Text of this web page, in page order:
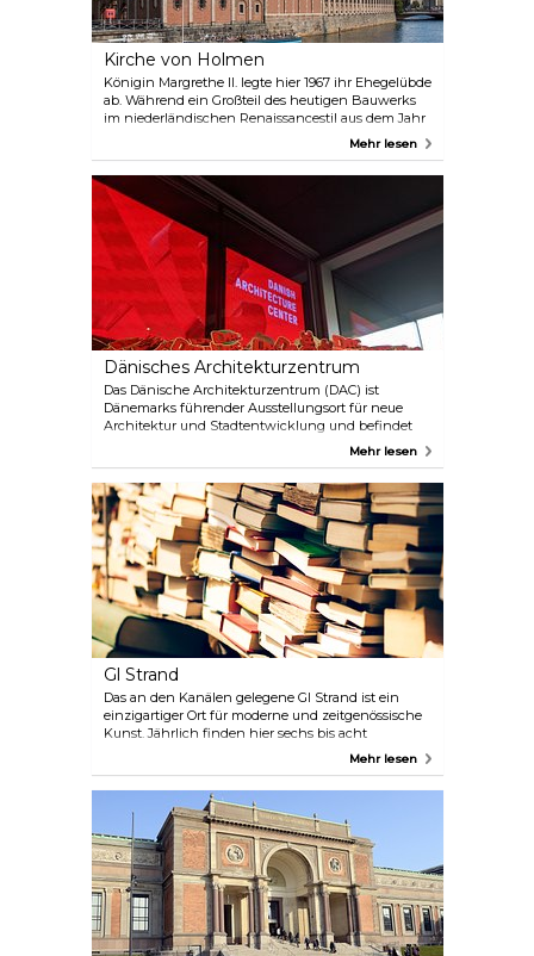
Kirche von Holmen
Königin Margrethe II. legte hier 1967 ihr Ehegelübde
ab. Während ein Großteil des heutigen Bauwerks
im niederländischen Renaissancestil aus dem Jahr
1641 stammt, wurde das Kirchenschiff ursprünglich
Gebäude wurde 1619 in eine Kirche für die
königliche Marine umgewandelt und beherbergt
in seiner Grabkapelle die sterblichen Überreste von
Admiral Niels Juel, der 1677 in der entscheidenden
Schlacht in der Bucht von Køge die Schweden
zurückschlug. Weitere Höhepunkte sind ein
kunstvoll geschnitzter Eichenaltar und eine Kanzel
aus dem 17. Jahrhundert.
Mehr lesen
Dänisches Architekturzentrum
Das Dänische Architekturzentrum (DAC) ist
Dänemarks führender Ausstellungsort für neue
Architektur und Stadtentwicklung und befindet
sich in einem alten Lagerhaus am Wasser. Das DAC
Debatten und kulturelle Veranstaltungen.
Genießen Sie Ihr Mittagessen im Café und schauen
Sie unbedingt in der Buchhandlung mit der
besten Auswahl an Büchern über Architektur und
Design vorbei.
Mehr lesen
Gl Strand
Das an den Kanälen gelegene Gl Strand ist ein
einzigartiger Ort für moderne und zeitgenössische
Kunst. Jährlich finden hier sechs bis acht
Ausstellungen statt, die die neuesten Tendenzen
Note zeigen, sowie Künstlergespräche,
Aufführungen und andere Veranstaltungen.
Mehr lesen